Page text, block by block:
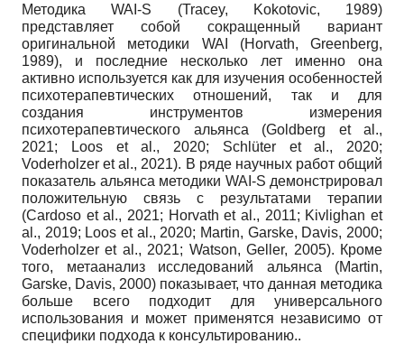
Методика WAI-S (Tracey, Kokotovic, 1989)
представляет собой сокращенный вариант
оригинальной методики WAI (Horvath, Greenberg,
1989), и последние несколько лет именно она
активно используется как для изучения особенностей
психотерапевтических отношений, так и для
создания инструментов измерения
психотерапевтического альянса (Goldberg et al.,
2021; Loos et al., 2020; Schlüter et al., 2020;
Voderholzer et al., 2021). В ряде научных работ общий
показатель альянса методики WAI-S демонстрировал
положительную связь с результатами терапии
(Cardoso et al., 2021; Horvath et al., 2011; Kivlighan et
al., 2019; Loos et al., 2020; Martin, Garske, Davis, 2000;
Voderholzer et al., 2021; Watson, Geller, 2005). Кроме
того, метаанализ исследований альянса (Martin,
Garske, Davis, 2000) показывает, что данная методика
больше всего подходит для универсального
использования и может применятся независимо от
специфики подхода к консультированию..